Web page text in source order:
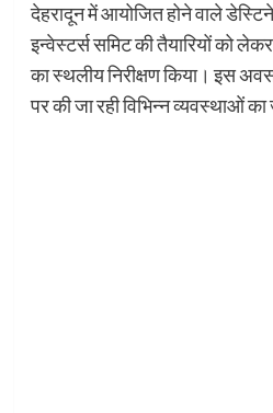
देहरादून में आयोजित होने वाले
इन्वेस्टर्स समिट की तैयारियों को
का स्थलीय निरीक्षण किया। इस
पर की जा रही विभिन्न व्यवस्थाओं का